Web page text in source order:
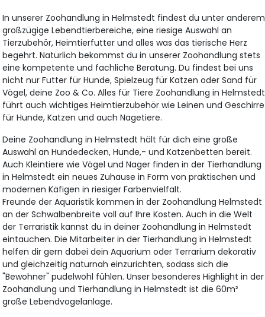
In unserer Zoohandlung in Helmstedt findest du unter anderem
großzügige Lebendtierbereiche, eine riesige Auswahl an
Tierzubehör, Heimtierfutter und alles was das tierische Herz
begehrt. Natürlich bekommst du in unserer Zoohandlung stets
eine kompetente und fachliche Beratung. Du findest bei uns
nicht nur Futter für Hunde, Spielzeug für Katzen oder Sand für
Vögel, deine Zoo & Co. Alles für Tiere Zoohandlung in Helmstedt
führt auch wichtiges Heimtierzubehör wie Leinen und Geschirre
für Hunde, Katzen und auch Nagetiere.
Deine Zoohandlung in Helmstedt hält für dich eine große
Auswahl an Hundedecken, Hunde,- und Katzenbetten bereit.
Auch Kleintiere wie Vögel und Nager finden in der Tierhandlung
in Helmstedt ein neues Zuhause in Form von praktischen und
modernen Käfigen in riesiger Farbenvielfalt.
Freunde der Aquaristik kommen in der Zoohandlung Helmstedt
an der Schwalbenbreite voll auf Ihre Kosten. Auch in die Welt
der Terraristik kannst du in deiner Zoohandlung in Helmstedt
eintauchen. Die Mitarbeiter in der Tierhandlung in Helmstedt
helfen dir gern dabei dein Aquarium oder Terrarium dekorativ
und gleichzeitig naturnah einzurichten, sodass sich die
"Bewohner" pudelwohl fühlen. Unser besonderes Highlight in der
Zoohandlung und Tierhandlung in Helmstedt ist die 60m²
große Lebendvogelanlage.